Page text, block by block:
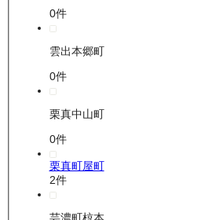
0件
雲出本郷町
0件
栗真中山町
0件
栗真町屋町
2件